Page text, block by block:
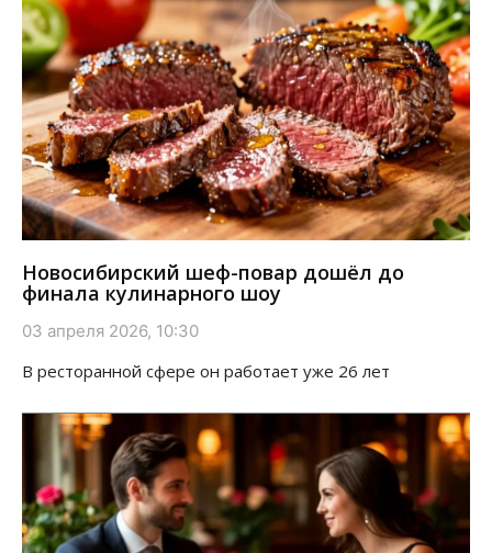
Новосибирский шеф-повар дошёл до
финала кулинарного шоу
03 апреля 2026, 10:30
В ресторанной сфере он работает уже 26 лет